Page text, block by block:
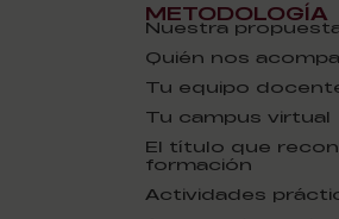
METODOLOGÍA
Nuestra
Quién nos
Tu equipo
Tu campus virtual
El título que
formación
Actividades